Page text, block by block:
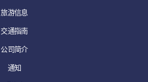
旅游信息
交通指南
公司简介
通知